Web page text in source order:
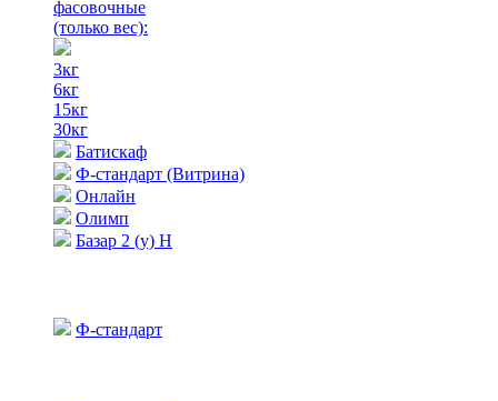
фасовочные
(только вес):
3кг
6кг
15кг
30кг
Батискаф
Ф-стандарт (Витрина)
Онлайн
Олимп
Базар 2 (у) Н
Ф-стандарт